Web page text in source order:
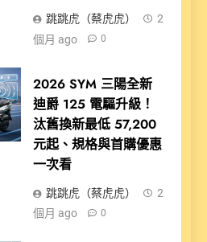
跳跳虎（蔡虎虎）
2
個月 ago
0
2026 SYM 三陽全新
迪爵 125 電驅升級！
汰舊換新最低 57,200
元起、規格與首購優惠
一次看
跳跳虎（蔡虎虎）
2
個月 ago
0